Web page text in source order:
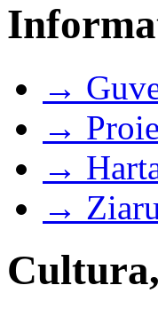
→
→
→
→